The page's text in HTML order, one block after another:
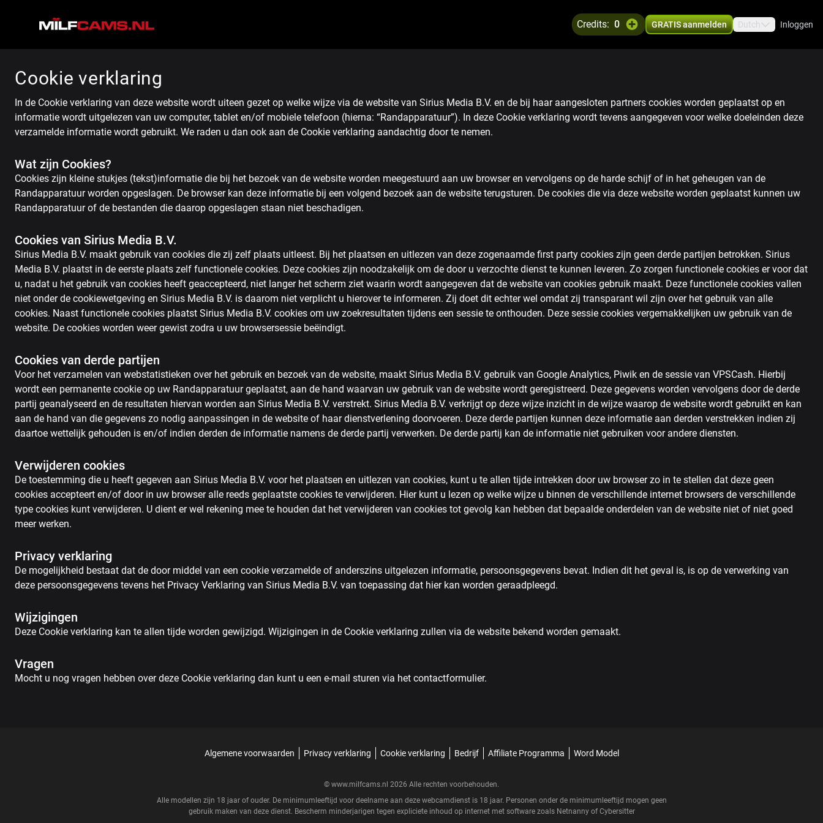
credits: 0 GRATIS aanmelden Dutch Inloggen
Cookie verklaring
In de Cookie verklaring van deze website wordt uiteen gezet op welke wijze via de website van Sirius Media B.V. en de bij haar aangesloten partners cookies worden geplaatst op en
informatie wordt uitgelezen van uw computer, tablet en/of mobiele telefoon (hierna: “Randapparatuur”). In deze Cookie verklaring wordt tevens aangegeven voor welke doeleinden deze
verzamelde informatie wordt gebruikt. We raden u dan ook aan de Cookie verklaring aandachtig door te nemen.
Wat zijn Cookies?
Cookies zijn kleine stukjes (tekst)informatie die bij het bezoek van de website worden meegestuurd aan uw browser en vervolgens op de harde schijf of in het geheugen van de
Randapparatuur worden opgeslagen. De browser kan deze informatie bij een volgend bezoek aan de website terugsturen. De cookies die via deze website worden geplaatst kunnen uw
Randapparatuur of de bestanden die daarop opgeslagen staan niet beschadigen.
Cookies van Sirius Media B.V.
Sirius Media B.V. maakt gebruik van cookies die zij zelf plaats uitleest. Bij het plaatsen en uitlezen van deze zogenaamde first party cookies zijn geen derde partijen betrokken. Sirius
Media B.V. plaatst in de eerste plaats zelf functionele cookies. Deze cookies zijn noodzakelijk om de door u verzochte dienst te kunnen leveren. Zo zorgen functionele cookies er voor dat
u, nadat u het gebruik van cookies heeft geaccepteerd, niet langer het scherm ziet waarin wordt aangegeven dat de website van cookies gebruik maakt. Deze functionele cookies vallen
niet onder de cookiewetgeving en Sirius Media B.V. is daarom niet verplicht u hierover te informeren. Zij doet dit echter wel omdat zij transparant wil zijn over het gebruik van alle
cookies. Naast functionele cookies plaatst Sirius Media B.V. cookies om uw zoekresultaten tijdens een sessie te onthouden. Deze sessie cookies vergemakkelijken uw gebruik van de
website. De cookies worden weer gewist zodra u uw browsersessie beëindigt.
Cookies van derde partijen
Voor het verzamelen van webstatistieken over het gebruik en bezoek van de website, maakt Sirius Media B.V. gebruik van Google Analytics, Piwik en de sessie van VPSCash. Hierbij
wordt een permanente cookie op uw Randapparatuur geplaatst, aan de hand waarvan uw gebruik van de website wordt geregistreerd. Deze gegevens worden vervolgens door de derde
partij geanalyseerd en de resultaten hiervan worden aan Sirius Media B.V. verstrekt. Sirius Media B.V. verkrijgt op deze wijze inzicht in de wijze waarop de website wordt gebruikt en kan
aan de hand van die gegevens zo nodig aanpassingen in de website of haar dienstverlening doorvoeren. Deze derde partijen kunnen deze informatie aan derden verstrekken indien zij
daartoe wettelijk gehouden is en/of indien derden de informatie namens de derde partij verwerken. De derde partij kan de informatie niet gebruiken voor andere diensten.
Verwijderen cookies
De toestemming die u heeft gegeven aan Sirius Media B.V. voor het plaatsen en uitlezen van cookies, kunt u te allen tijde intrekken door uw browser zo in te stellen dat deze geen
cookies accepteert en/of door in uw browser alle reeds geplaatste cookies te verwijderen. Hier kunt u lezen op welke wijze u binnen de verschillende internet browsers de verschillende
type cookies kunt verwijderen. U dient er wel rekening mee te houden dat het verwijderen van cookies tot gevolg kan hebben dat bepaalde onderdelen van de website niet of niet goed
meer werken.
Privacy verklaring
De mogelijkheid bestaat dat de door middel van een cookie verzamelde of anderszins uitgelezen informatie, persoonsgegevens bevat. Indien dit het geval is, is op de verwerking van
deze persoonsgegevens tevens het Privacy Verklaring van Sirius Media B.V. van toepassing dat hier kan worden geraadpleegd.
Wijzigingen
Deze Cookie verklaring kan te allen tijde worden gewijzigd. Wijzigingen in de Cookie verklaring zullen via de website bekend worden gemaakt.
Vragen
Mocht u nog vragen hebben over deze Cookie verklaring dan kunt u een e-mail sturen via het contactformulier.
Algemene voorwaarden Privacy verklaring Cookie verklaring Bedrijf Affiliate Programma Word Model
© www.milfcams.nl 2026 Alle rechten voorbehouden.
Alle modellen zijn 18 jaar of ouder. De minimumleeftijd voor deelname aan deze webcamdienst is 18 jaar. Personen onder de minimumleeftijd mogen geen
gebruik maken van deze dienst. Bescherm minderjarigen tegen expliciete inhoud op internet met software zoals Netnanny of Cybersitter